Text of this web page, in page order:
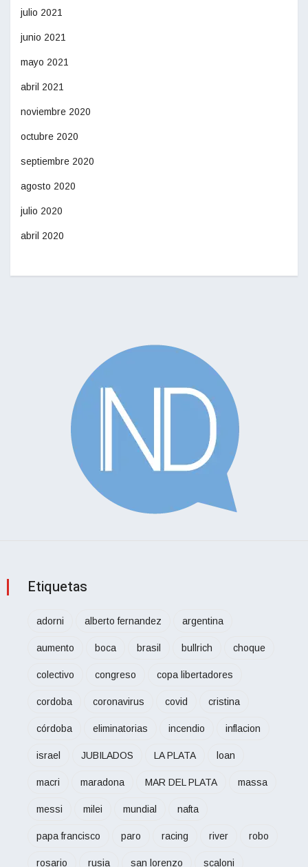
julio 2021
junio 2021
mayo 2021
abril 2021
noviembre 2020
octubre 2020
septiembre 2020
agosto 2020
julio 2020
abril 2020
Etiquetas
adorni alberto fernandez argentina
aumento boca brasil bullrich choque
colectivo congreso copa libertadores
cordoba coronavirus covid cristina
córdoba eliminatorias incendio inflacion
israel JUBILADOS LA PLATA loan
macri maradona MAR DEL PLATA massa
messi milei mundial nafta
papa francisco paro racing river robo
rosario rusia san lorenzo scaloni